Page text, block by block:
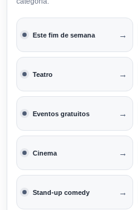
Este fim de semana →
Teatro →
Eventos gratuitos →
Cinema →
Stand-up comedy →